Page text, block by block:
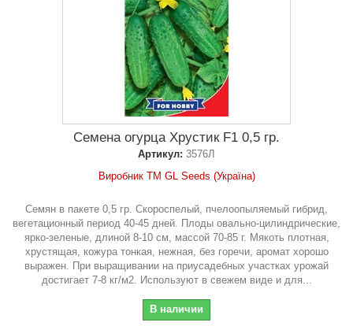
Семена огурца Хрустик F1 0,5 гр.
Артикул: 3576Л
Виробник ТМ GL Seeds (Україна)
Семян в пакете 0,5 гр. Скороспелый, пчелоопыляемый гибрид,
вегетационный период 40-45 дней. Плоды овально-цилиндрические,
ярко-зеленые, длиной 8-10 см, массой 70-85 г. Мякоть плотная,
хрустящая, кожура тонкая, нежная, без горечи, аромат хорошо
выражен. При выращивании на приусадебных участках урожай
достигает 7-8 кг/м2. Используют в свежем виде и для...
В наличии